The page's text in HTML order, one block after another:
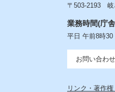
〒503-2193 岐
業務時間(庁
平日 午前8時
お問い合わせ
リンク・著作